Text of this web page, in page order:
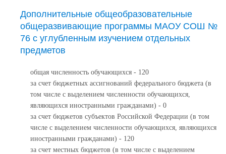
Дополнительные общеобразовательные
общеразвивающие программы МАОУ СОШ №
76 с углубленным изучением отдельных
предметов
общая численность обучающихся - 120
за счет бюджетных ассигнований федерального бюджета (в
том числе с выделением численности обучающихся,
являющихся иностранными гражданами) - 0
за счет бюджетов субъектов Российской Федерации (в том
числе с выделением численности обучающихся, являющихся
иностранными гражданами) - 120
за счет местных бюджетов (в том числе с выделением